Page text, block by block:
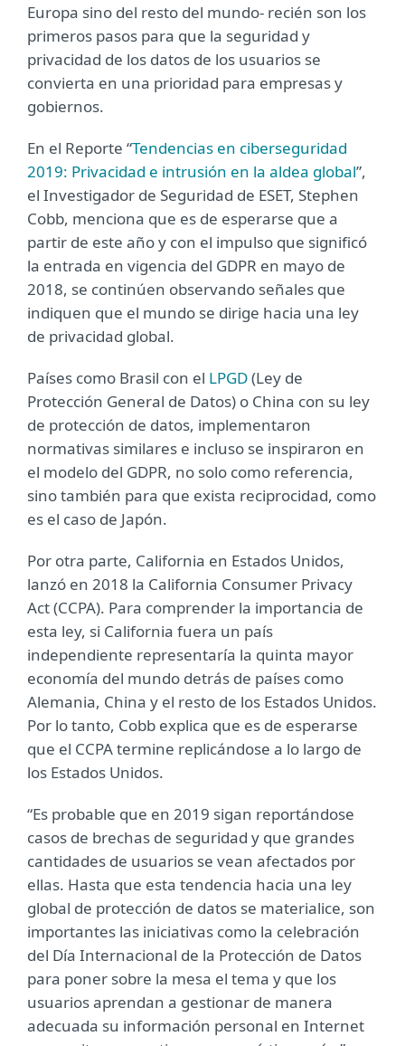
Europa sino del resto del mundo- recién son los
primeros pasos para que la seguridad y
privacidad de los datos de los usuarios se
convierta en una prioridad para empresas y
gobiernos.
En el Reporte “Tendencias en ciberseguridad
2019: Privacidad e intrusión en la aldea global”,
el Investigador de Seguridad de ESET, Stephen
Cobb, menciona que es de esperarse que a
partir de este año y con el impulso que significó
la entrada en vigencia del GDPR en mayo de
2018, se continúen observando señales que
indiquen que el mundo se dirige hacia una ley
de privacidad global.
Países como Brasil con el LPGD(Ley de
Protección General de Datos) o China con su ley
de protección de datos, implementaron
normativas similares e incluso se inspiraron en
el modelo del GDPR, no solo como referencia,
sino también para que exista reciprocidad, como
es el caso de Japón.
Por otra parte, California en Estados Unidos,
lanzó en 2018 la California Consumer Privacy
Act (CCPA). Para comprender la importancia de
esta ley, si California fuera un país
independiente representaría la quinta mayor
economía del mundo detrás de países como
Alemania, China y el resto de los Estados Unidos.
Por lo tanto, Cobb explica que es de esperarse
que el CCPA termine replicándose a lo largo de
los Estados Unidos.
“Es probable que en 2019 sigan reportándose
casos de brechas de seguridad y que grandes
cantidades de usuarios se vean afectados por
ellas. Hasta que esta tendencia hacia una ley
global de protección de datos se materialice, son
importantes las iniciativas como la celebración
del Día Internacional de la Protección de Datos
para poner sobre la mesa el tema y que los
usuarios aprendan a gestionar de manera
adecuada su información personal en Internet